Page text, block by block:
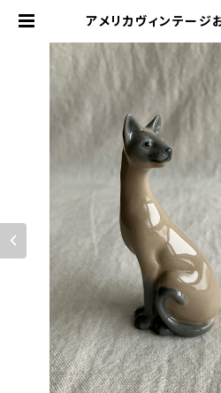
アメリカヴィンテージ